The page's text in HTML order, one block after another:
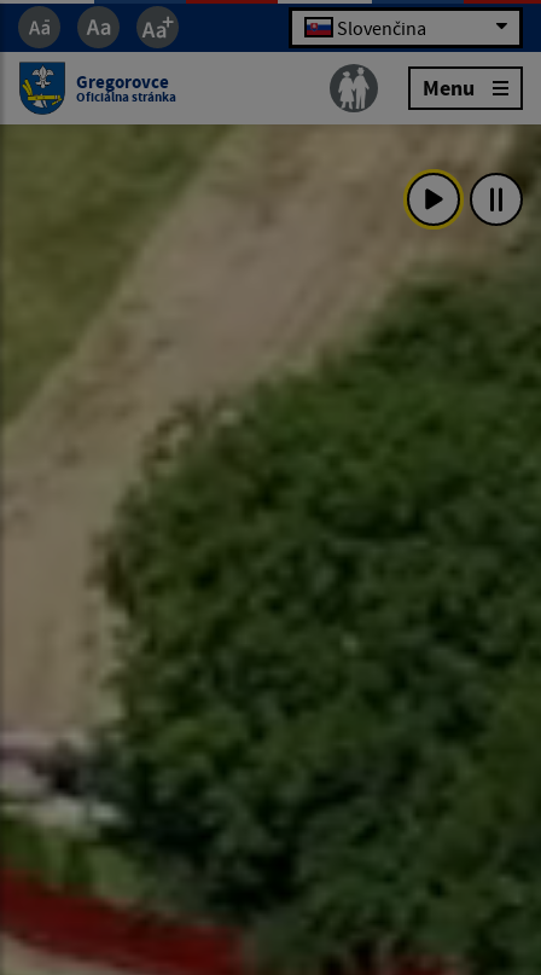
Slovenčina
Gregorovce
Oficiálna stránka Menu